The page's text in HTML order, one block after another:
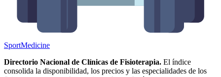
SportMedicine
Directorio Nacional de Clínicas de Fisioterapia. El índice
consolida la disponibilidad, los precios y las especialidades de los